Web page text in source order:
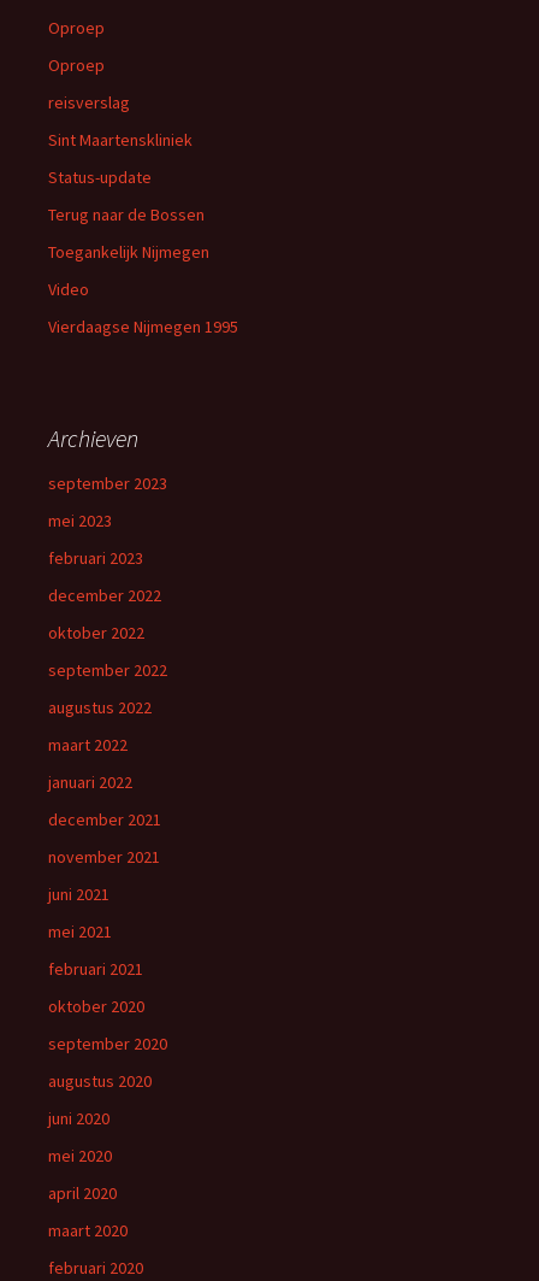
Oproep
Oproep
reisverslag
Sint Maartenskliniek
Status-update
Terug naar de Bossen
Toegankelijk Nijmegen
Video
Vierdaagse Nijmegen 1995
Archieven
september 2023
mei 2023
februari 2023
december 2022
oktober 2022
september 2022
augustus 2022
maart 2022
januari 2022
december 2021
november 2021
juni 2021
mei 2021
februari 2021
oktober 2020
september 2020
augustus 2020
juni 2020
mei 2020
april 2020
maart 2020
februari 2020